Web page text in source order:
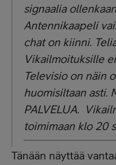
signaalia
Antennikaapeli
chat on kiinni.
Vikailmoituksille
Televisio on näin
huomisiltaan asti.
PALVELUA.
toimimaan klo 20
Tänään näyttää